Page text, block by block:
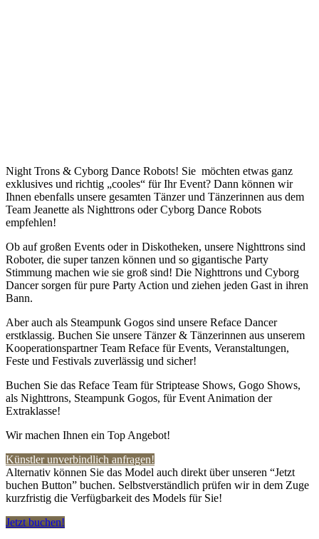
Night Trons & Cyborg Dance Robots! Sie möchten etwas ganz
exklusives und richtig „cooles“ für Ihr Event? Dann können wir
Ihnen ebenfalls unsere gesamten Tänzer und Tänzerinnen aus dem
Team Jeanette als Nighttrons oder Cyborg Dance Robots
empfehlen!
Ob auf großen Events oder in Diskotheken, unsere Nighttrons sind
Roboter, die super tanzen können und so gigantische Party
Stimmung machen wie sie groß sind! Die Nighttrons und Cyborg
Dancer sorgen für pure Party Action und ziehen jeden Gast in ihren
Bann.
Aber auch als Steampunk Gogos sind unsere Reface Dancer
erstklassig. Buchen Sie unsere Tänzer & Tänzerinnen aus unserem
Kooperationspartner Team Reface für Events, Veranstaltungen,
Feste und Festivals zuverlässig und sicher!
Buchen Sie das Reface Team für Striptease Shows, Gogo Shows,
als Nighttrons, Steampunk Gogos, für Event Animation der
Extraklasse!
Wir machen Ihnen ein Top Angebot!
Künstler unverbindlich anfragen!
Alternativ können Sie das Model auch direkt über unseren “Jetzt
buchen Button” buchen. Selbstverständlich prüfen wir in dem Zuge
kurzfristig die Verfügbarkeit des Models für Sie!
Jetzt buchen!